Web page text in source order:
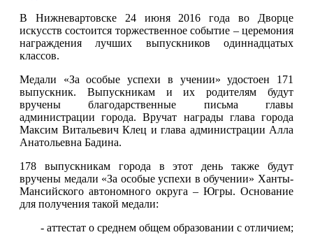
В Нижневартовске 24 июня 2016 года во Дворце
искусств состоится торжественное событие – церемония
награждения лучших выпускников одиннадцатых
классов.
Медали «За особые успехи в учении» удостоен 171
выпускник. Выпускникам и их родителям будут
вручены благодарственные письма главы
администрации города. Вручат награды глава города
Максим Витальевич Клец и глава администрации Алла
Анатольевна Бадина.
178 выпускникам города в этот день также будут
вручены медали «За особые успехи в обучении» Ханты-
Мансийского автономного округа – Югры. Основание
для получения такой медали:
- аттестат о среднем общем образовании с отличием;